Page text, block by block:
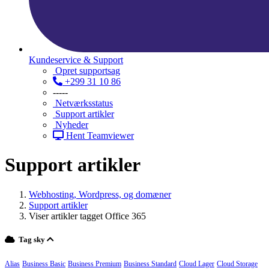
Kundeservice & Support
Opret supportsag
+299 31 10 86
-----
Netværksstatus
Support artikler
Nyheder
Hent Teamviewer
Support artikler
Webhosting, Wordpress, og domæner
Support artikler
Viser artikler tagget Office 365
Tag sky
Alias Business Basic Business Premium Business Standard Cloud Lager Cloud Storage